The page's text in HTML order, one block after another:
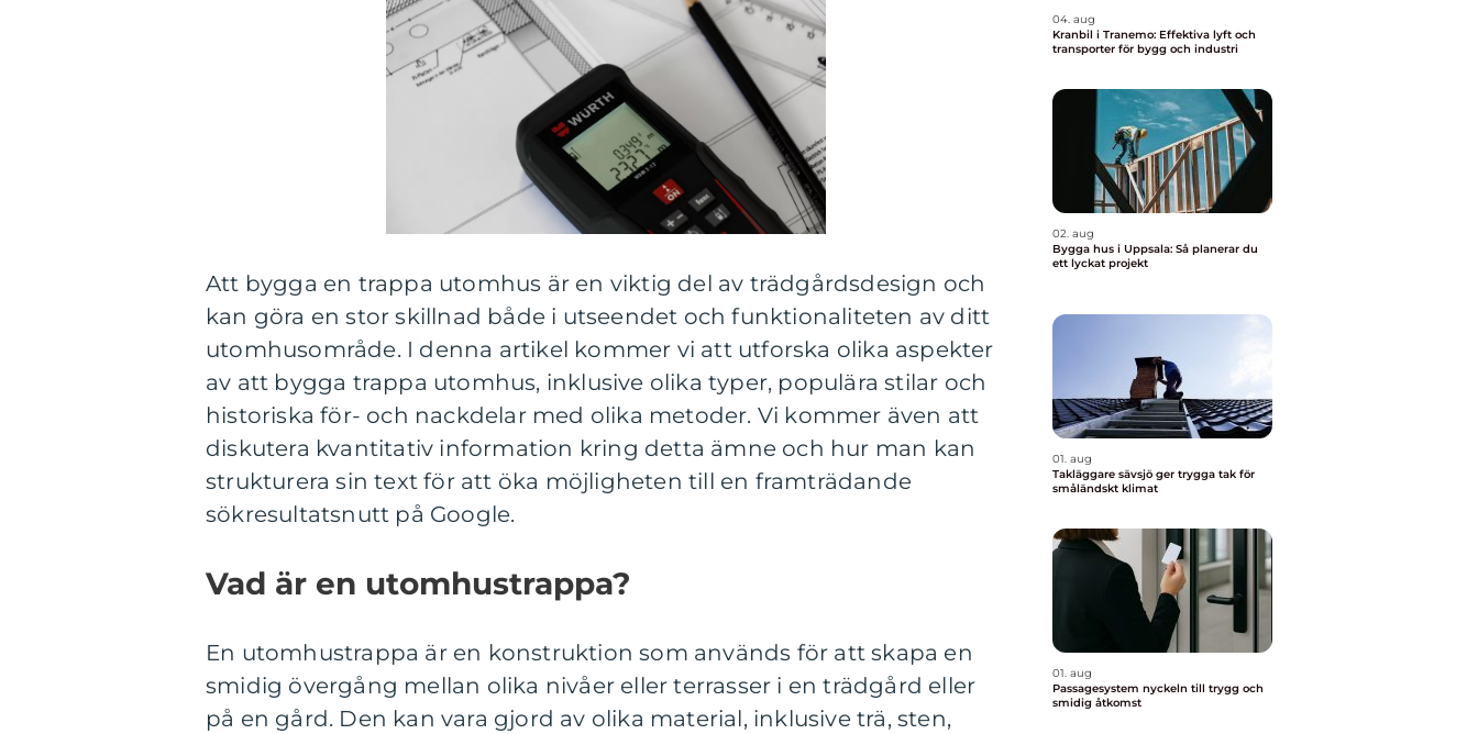
Att bygga en trappa utomhus är en viktig del av trädgårdsdesign och
kan göra en stor skillnad både i utseendet och funktionaliteten av ditt
utomhusområde. I denna artikel kommer vi att utforska olika aspekter
av att bygga trappa utomhus, inklusive olika typer, populära stilar och
historiska för- och nackdelar med olika metoder. Vi kommer även att
diskutera kvantitativ information kring detta ämne och hur man kan
strukturera sin text för att öka möjligheten till en framträdande
sökresultatsnutt på Google.
Vad är en utomhustrappa?
En utomhustrappa är en konstruktion som används för att skapa en
smidig övergång mellan olika nivåer eller terrasser i en trädgård eller
på en gård. Den kan vara gjord av olika material, inklusive trä, sten,
04. aug
Kranbil i Tranemo: Effektiva lyft och
transporter för bygg och industri
02. aug
Bygga hus i Uppsala: Så planerar du
ett lyckat projekt
01. aug
Takläggare sävsjö ger trygga tak för
småländskt klimat
01. aug
Passagesystem nyckeln till trygg och
smidig åtkomst